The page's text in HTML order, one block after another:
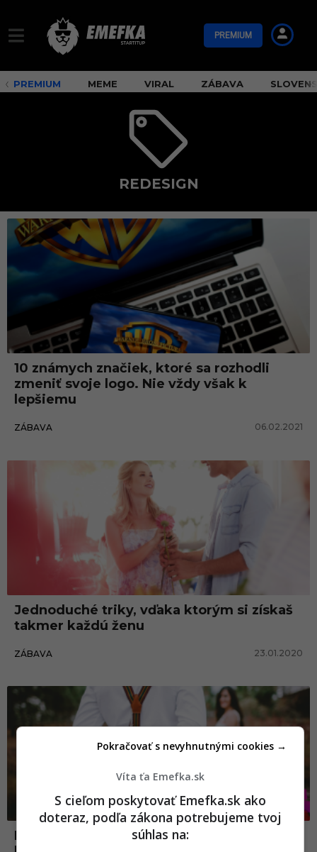
PREMIUM
PREMIUM MEME VIRAL ZÁBAVA
REDESIGN
r
e
d
s
i
g
n
10 známych značiek, ktoré sa rozhodli
zmeniť svoje logo. Nie vždy však k
lepšiemu
ZÁBAVA 06.02.2021
Jednoduché triky, vďaka ktorým si získaš
takmer každú ženu
ZÁBAVA 23.01.2020
Niekoľko jednoduchých trikov, vďaka
Víta ťa Emefka.sk
S cieľom poskytovať Emefka.sk ako
doteraz, podľa zákona potrebujeme tvoj
súhlas na:
Pokračovať s nevyhnutnými cookies →